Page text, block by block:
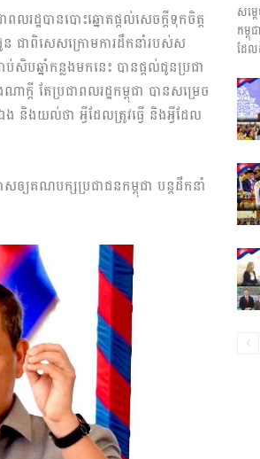
ព័ត៌មាន​
រហ័ស
រដ្ឋបានបោះឆ្នោតផ្តល់សេចក្តីទុកចិត្ត
ជាពិសេសក្រោមការដឹកនាំរបស់ស
សិបឆ្នាំកន្លងមកនេះ បានផ្តល់ជូនប្រជា
ាក្តី តែប្រជាពលរដ្ឋកម្ពុជា បានសម្រេច
ង និងយល់ថា អ្វីដែលត្រូវធ្វើ និងអ្វីដែល
សឲ្យគណបក្សប្រជាជនកម្ពុជា បន្តដឹកនាំ
សម្ត
កម្
ដែ